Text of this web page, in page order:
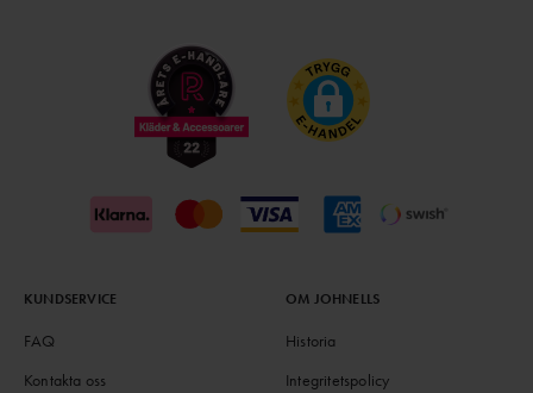
KUNDSERVICE
FAQ
Kontakta oss
OM JOHNELLS
Historia
Integritetspolicy